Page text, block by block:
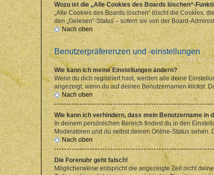
Wozu ist die „Alle Cookies des Boards löschen“-
„Alle Cookies des Boards löschen“ löscht die Cookies,
den „Gelesen“-Status – sofern sie von der Board-
Nach oben
Benutzerpräferenzen und -einstellungen
Wie kann ich meine Einstellungen ändern?
Wenn du dich registriert hast, werden alle deine
angezeigt, wenn du auf deinen Benutzernamen klickst.
Nach oben
Wie kann ich verhindern, dass mein Benutzername in
In deinem persönlichen Bereich findest du in den
Moderatoren und du selbst deinen Online-Status
Nach oben
Die Forenuhr geht falsch!
Möglicherweise entspricht die angezeigte Zeit nicht